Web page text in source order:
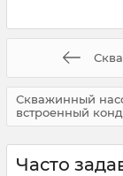
Скважинный
встроенный
Часто